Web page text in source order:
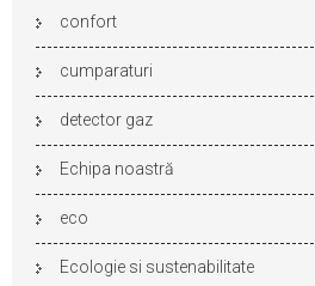
confort
cumparaturi
detector gaz
Echipa noastră
eco
Ecologie si sustenabilitate